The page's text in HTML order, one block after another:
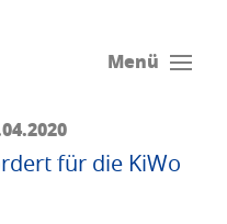
Menü
für die KiWo